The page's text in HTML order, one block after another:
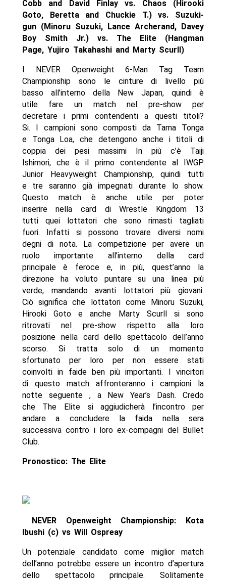
Cobb and David Finlay vs. Chaos (Hirooki
Goto, Beretta and Chuckie T.) vs. Suzuki-
gun (Minoru Suzuki, Lance Archerand, Davey
Boy Smith Jr.) vs. The Elite (Hangman
Page, Yujiro Takahashi and Marty Scurll)
I NEVER Openweight 6-Man Tag Team
Championship sono le cinture di livello più
basso all’interno della New Japan, quindi è
utile fare un match nel pre-show per
decretare i primi contendenti a questi titoli?
Si. I campioni sono composti da Tama Tonga
e Tonga Loa, che detengono anche i titoli di
coppia dei pesi massimi In più c’è Taiji
Ishimori, che è il primo contendente al IWGP
Junior Heavyweight Championship, quindi tutti
e tre saranno già impegnati durante lo show.
Questo match è anche utile per poter
inserire nella card di Wrestle Kingdom 13
tutti quei lottatori che sono rimasti tagliati
fuori. Infatti si possono trovare diversi nomi
degni di nota. La competizione per avere un
ruolo importante all’interno della card
principale è feroce e, in più, quest’anno la
direzione ha voluto puntare su una linea più
verde, mandando avanti lottatori più giovani.
Ciò significa che lottatori come Minoru Suzuki,
Hirooki Goto e anche Marty Scurll si sono
ritrovati nel pre-show rispetto alla loro
posizione nella card dello spettacolo dell’anno
scorso. Si tratta solo di un momento
sfortunato per loro per non essere stati
coinvolti in faide ben più importanti. I vincitori
di questo match affronteranno i campioni la
notte seguente , a New Year’s Dash. Credo
che The Elite si aggiudicherà l’incontro per
andare a concludere la faida nella sera
successiva contro i loro ex-compagni del Bullet
Club.
Pronostico: The Elite
NEVER Openweight Championship: Kota
Ibushi (c) vs Will Ospreay
Un potenziale candidato come miglior match
dell’anno potrebbe essere un incontro d’apertura
dello spettacolo principale. Solitamente